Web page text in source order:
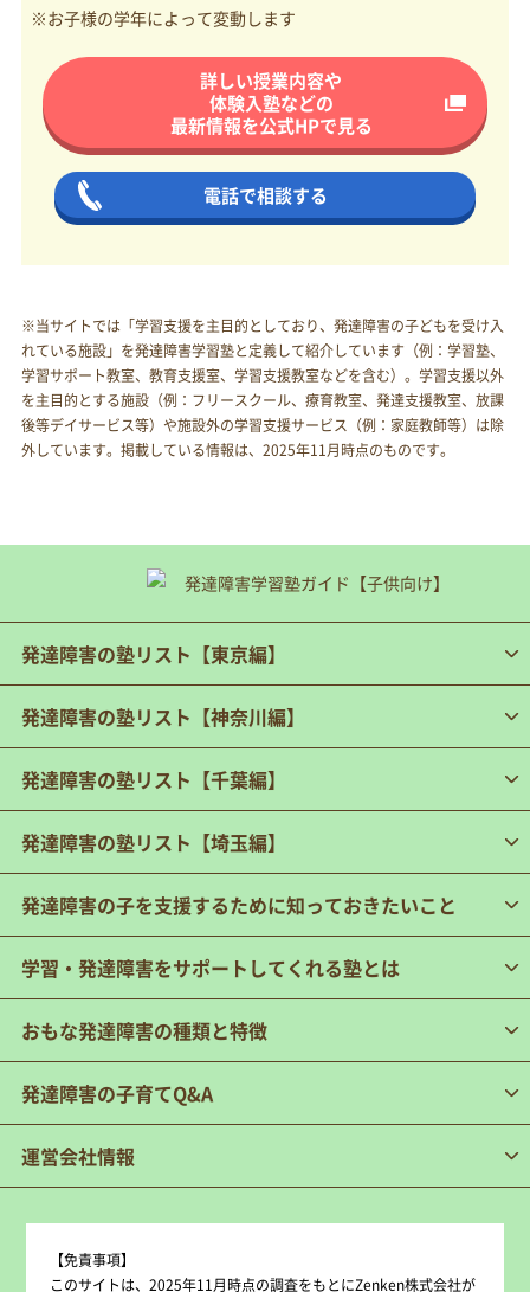
※お子様の学年によって変動します
詳しい授業内容や
体験入塾などの
最新情報を公式HPで見る
電話で相談する
※当サイトでは「学習支援を主目的としており、発達障害の子どもを受け入
れている施設」を発達障害学習塾と定義して紹介しています（例：学習塾、
学習サポート教室、教育支援室、学習支援教室などを含む）。学習支援以外
を主目的とする施設（例：フリースクール、療育教室、発達支援教室、放課
後等デイサービス等）や施設外の学習支援サービス（例：家庭教師等）は除
外しています。掲載している情報は、2025年11月時点のものです。
発達障害の塾リスト【東京編】
発達障害の塾リスト【神奈川編】
発達障害の塾リスト【千葉編】
発達障害の塾リスト【埼玉編】
発達障害の子を支援するために知っておきたいこと
学習・発達障害をサポートしてくれる塾とは
おもな発達障害の種類と特徴
発達障害の子育てQ&A
運営会社情報
【免責事項】
このサイトは、2025年11月時点の調査をもとにZenken株式会社が